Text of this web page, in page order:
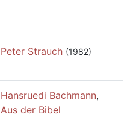
Peter Strauch (1982)
Hansruedi Bachmann,
Aus der Bibel